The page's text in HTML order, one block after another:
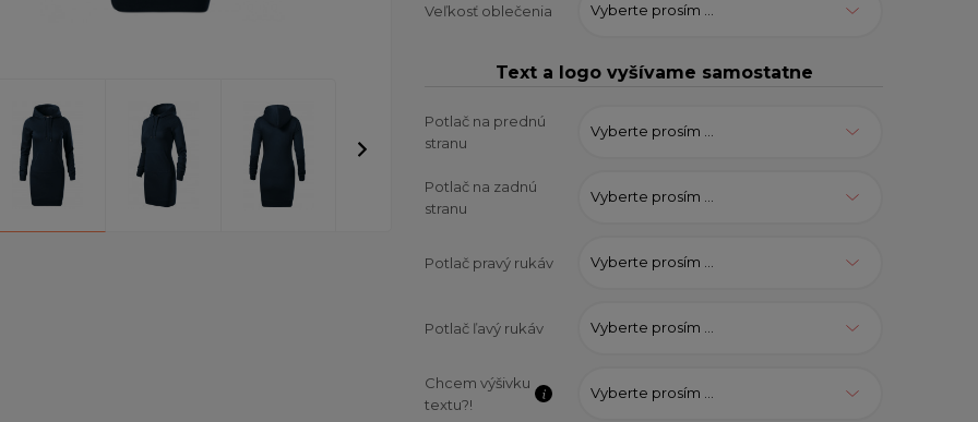
Veľkosť oblečenia Vyberte prosím ...
Text a logo vyšívame samostatne
Potlač na prednú
stranu
Vyberte prosím ...
Potlač na zadnú
stranu
Vyberte prosím ...
Potlač pravý rukáv Vyberte prosím ...
Potlač ľavý rukáv Vyberte prosím ...
Chcem výšivku
textu?!
Vyberte prosím ...